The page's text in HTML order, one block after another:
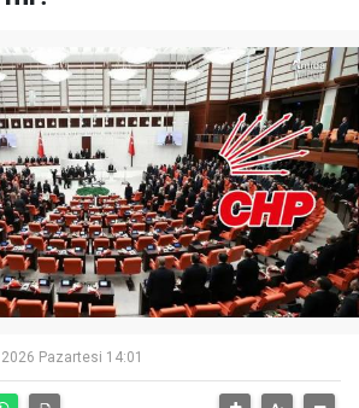
Pazartesi 14:01